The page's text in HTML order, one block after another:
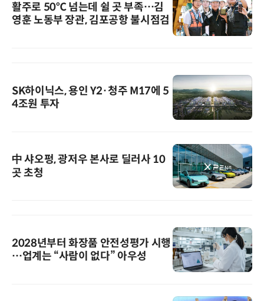
활주로 50℃ 넘는데 쉴 곳 부족…김
영훈 노동부 장관, 김포공항 불시점검
SK하이닉스, 용인 Y2·청주 M17에 5
4조원 투자
中 샤오펑, 광저우 본사로 딜러사 10
곳 초청
2028년부터 화장품 안전성평가 시행
…업계는 “사람이 없다” 아우성